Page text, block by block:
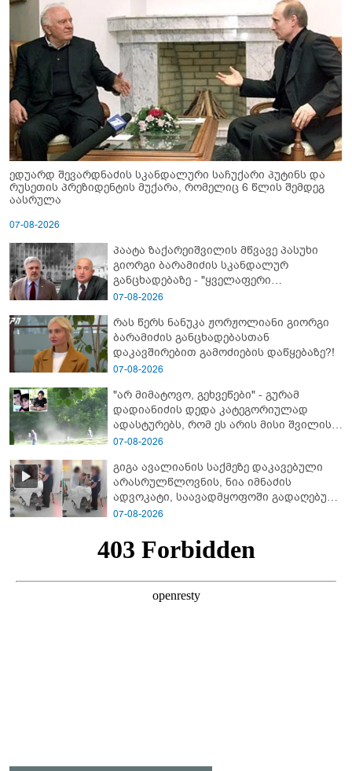
ედუარდ შევარდნაძის სკანდალური საჩუქარი პუტინს და
რუსეთის პრეზიდენტის მუქარა, რომელიც 6 წლის შემდეგ
აასრულა
07-08-2026
პაატა ზაქარეიშვილის მწვავე პასუხი
გიორგი ბარამიძის სკანდალურ
განცხადებაზე - "ყველაფერი
დეტალურად ვიცი... კამანში მოკლული
ბარამიძე კი ტყუის"
07-08-2026
რას წერს ნანუკა ჟორჟოლიანი გიორგი
ბარამიძის განცხადებასთან
დაკავშირებით გამოძიების დაწყებაზე?!
07-08-2026
"არ მიმატოვო, გეხვეწები" - გუ­რა­მ
დადიანიძის დედა კა­ტე­გო­რი­უ­ლად
ადას­ტუ­რებს, რომ ეს არის მისი შვი­ლის
ხმა
07-08-2026
გიგა ავალიანის საქმეზე დაკავებული
არასრულწლოვნის, ნია იმნაძის
ადვოკატი, საავადმყოფოში გადაღებულ
კადრებს ავრცელებს
07-08-2026